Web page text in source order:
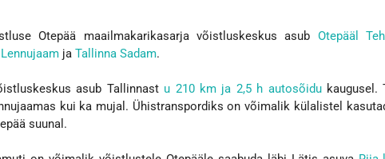
Otepää maailmakarikasarja võistluskeskus asub Otepääl
ja Tallinna Sadam.
asub Tallinnast u 210 km ja 2,5 h autosõidukaugusel.
kui ka mujal. Ühistranspordiks on võimalik külalistel
suunal.